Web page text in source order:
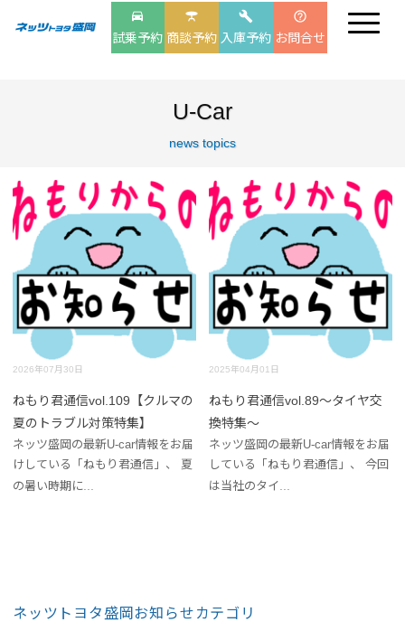
drive_eta
試乗予約
table_bar
商談予約
build
入庫予約
help_outline
お問合せ
U-Car
news topics
2026年07月30日
ねもり君通信vol.109【クルマの
夏のトラブル対策特集】
ネッツ盛岡の最新U-car情報をお届
けしている「ねもり君通信」、 夏
の暑い時期に
2025年04月01日
ねもり君通信vol.89～タイヤ交
換特集～
ネッツ盛岡の最新U-car情報をお届
している「ねもり君通信」、 今回
は当社のタイ
ネッツトヨタ盛岡お知らせカテゴリ